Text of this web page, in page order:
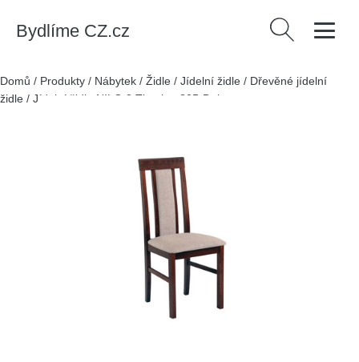
Bydlíme CZ.cz Vyhledávání
Domů / Produkty / Nábytek / Židle / Jídelní židle / Dřevěné jídelní
židle / Jídelní židle NILO 2 Tkanina 30B Dub sonoma